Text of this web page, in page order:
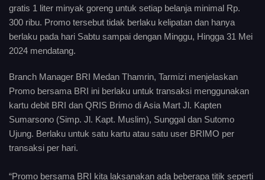
gratis 1 liter minyak goreng untuk setiap belanja minimal Rp.
300 ribu. Promo tersebut tidak berlaku kelipatan dan hanya
berlaku pada hari Sabtu sampai dengan Minggu, Hingga 31 Mei
2024 mendatang.
Branch Manager BRI Medan Thamrin, Tarmizi menjelaskan
Promo bersama BRI ini berlaku untuk transaksi menggunakan
kartu debit BRI dan QRIS Brimo di Asia Mart Jl. Kapten
Sumarsono (Simp. Jl. Kapt. Muslim), Sunggal dan Sutomo
Ujung. Berlaku untuk satu kartu atau satu user BRIMO per
transaksi per hari.
“Promo bersama BRI kita laksanakan ada beberapa titik seperti